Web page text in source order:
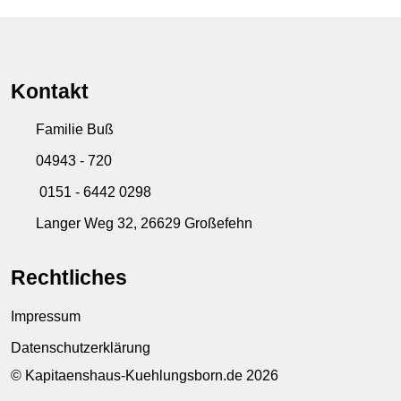
Kontakt
Familie Buß
04943 - 720
0151 - 6442 0298
Langer Weg 32, 26629 Großefehn
Rechtliches
Impressum
Datenschutzerklärung
© Kapitaenshaus-Kuehlungsborn.de 2026